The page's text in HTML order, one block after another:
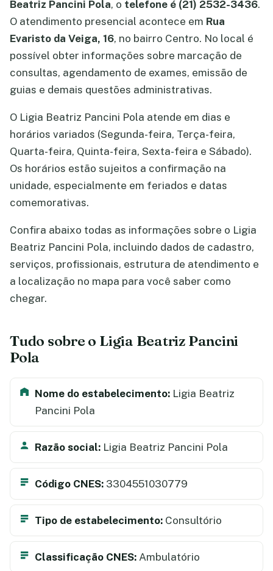
Beatriz Pancini Pola, o telefone é (21) 2532-3436.
O atendimento presencial acontece em Rua
Evaristo da Veiga, 16, no bairro Centro. No local é
possível obter informações sobre marcação de
consultas, agendamento de exames, emissão de
guias e demais questões administrativas.
O Ligia Beatriz Pancini Pola atende em dias e
horários variados (Segunda-feira, Terça-feira,
Quarta-feira, Quinta-feira, Sexta-feira e Sábado).
Os horários estão sujeitos a confirmação na
unidade, especialmente em feriados e datas
comemorativas.
Confira abaixo todas as informações sobre o Ligia
Beatriz Pancini Pola, incluindo dados de cadastro,
serviços, profissionais, estrutura de atendimento e
a localização no mapa para você saber como
chegar.
Tudo sobre o Ligia Beatriz Pancini
Pola
Nome do estabelecimento: Ligia Beatriz
Pancini Pola
Razão social: Ligia Beatriz Pancini Pola
Código CNES: 3304551030779
Tipo de estabelecimento: Consultório
Classificação CNES: Ambulatório